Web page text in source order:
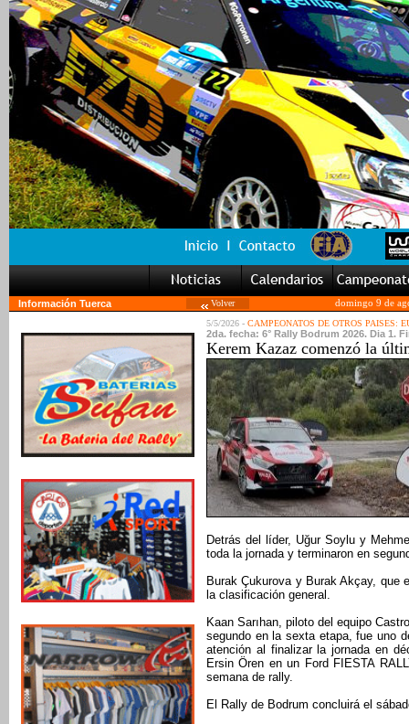
Información Tuerca Volver
domingo 9 de
5/5/2026 - CAMPEONATOS DE OTROS PAISES:
2da. fecha: 6° Rally Bodrum 2026. Dia 1.
Kerem Kazaz comenzó la
Detrás del líder, Uğur Soylu y
toda la jornada y terminaron en
Burak Çukurova y Burak Akçay, que
la clasificación general.
Kaan Sarıhan, piloto del equipo
segundo en la sexta etapa, fue uno
atención al finalizar la jornada en
Ersin Ören en un Ford FIESTA
semana de rally.
El Rally de Bodrum concluirá el